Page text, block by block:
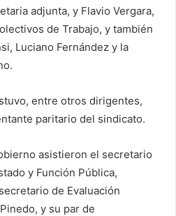
adjunta, y Flavio Vergara,
de Trabajo, y también
Luciano Fernández y la
entre otros dirigentes,
paritario del sindicato.
asistieron el secretario
y Función Pública,
de Evaluación
y su par de